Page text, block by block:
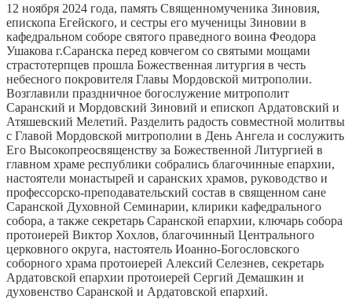
12 ноября 2024 года, память Священномученика Зиновия,
епископа Егейского, и сестры его мученицы Зиновии в
кафедральном соборе святого праведного воина Феодора
Ушакова г.Саранска перед ковчегом со святыми мощами
страстотерпцев прошла Божественная литургия в честь
небесного покровителя Главы Мордовской митрополии.
Возглавили праздничное богослужение митрополит
Саранский и Мордовский Зиновий и епископ Ардатовский и
Атяшевский Мелетий. Разделить радость совместной молитвы
с Главой Мордовской митрополии в День Ангела и сослужить
Его Высокопреосвященству за Божественной Литургией в
главном храме республики собрались благочинные епархии,
настоятели монастырей и саранских храмов, руководство и
профессорско-преподавательский состав в священном сане
Саранской Духовной Семинарии, клирики кафедрального
собора, а также секретарь Саранской епархии, ключарь собора
протоиерей Виктор Хохлов, благочинный Центрального
церковного округа, настоятель Иоанно-Богословского
соборного храма протоиерей Алексий Селезнев, секретарь
Ардатовской епархии протоиерей Сергий Демашкин и
духовенство Саранской и Ардатовской епархий.